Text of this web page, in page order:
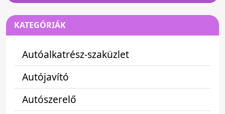
KATEGÓRIÁK
Autóalkatrész-szaküzlet
Autójavító
Autószerelő